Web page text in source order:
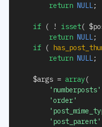
return NULL;
if ( ! isset(
return NULL;
if (
return NULL;
$args = array(
'numberposts'
'order'
'post_parent'